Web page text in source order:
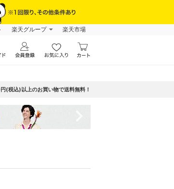
楽天グループ 楽天市場
(税込)以上のお買い物で送料無料！